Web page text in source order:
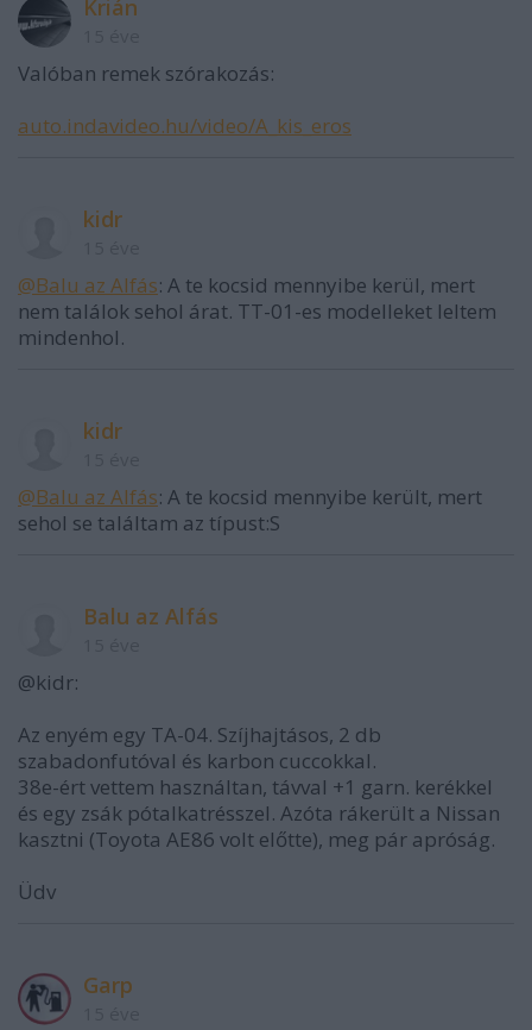
Krián
Valóban remek szórakozás:
auto.indavideo.hu/video/A_kis_eros
kidr
@Balu az Alfás: A te kocsid mennyibe kerül, mert
nem találok sehol árat. TT-01-es modelleket leltem
mindenhol.
kidr
@Balu az Alfás: A te kocsid mennyibe került, mert
sehol se találtam az típust:S
Balu az Alfás
@kidr:
Az enyém egy TA-04. Szíjhajtásos, 2 db
szabadonfutóval és karbon cuccokkal.
38e-ért vettem használtan, távval +1 garn. kerékkel
és egy zsák pótalkatrésszel. Azóta rákerült a Nissan
kasztni (Toyota AE86 volt előtte), meg pár apróság.
Üdv
Garp